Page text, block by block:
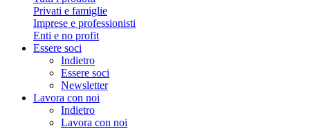
Privati e famiglie
Imprese e professionisti
Enti e no profit
Essere soci
Indietro
Essere soci
Newsletter
Lavora con noi
Indietro
Lavora con noi